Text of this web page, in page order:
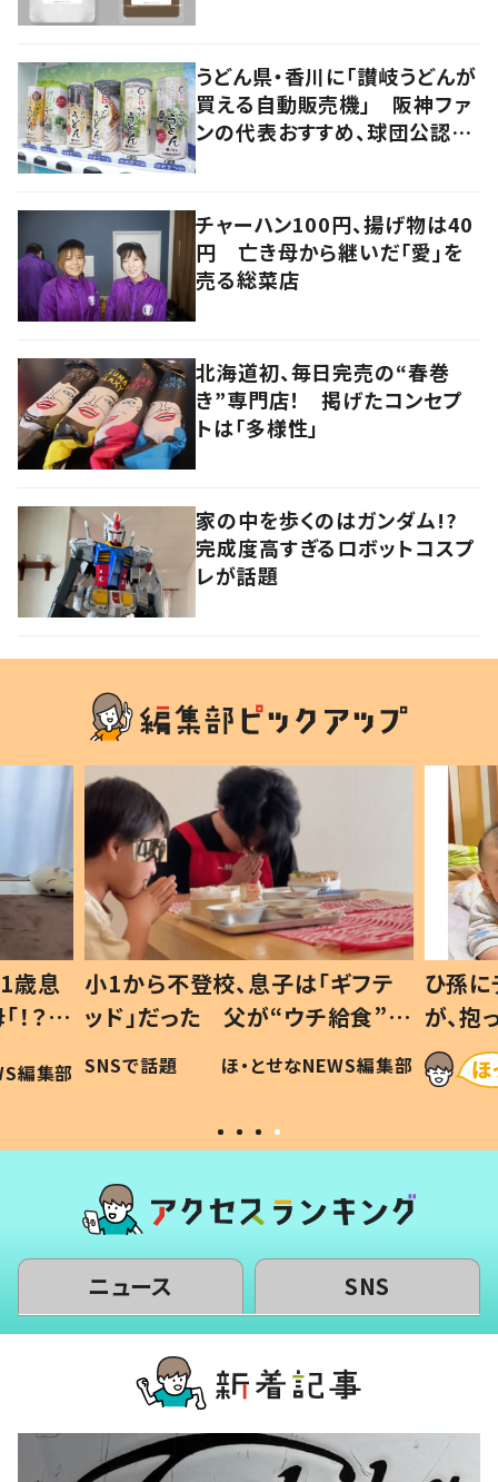
うどん県・香川に「讃岐うどんが
買える自動販売機」 阪神ファ
ンの代表おすすめ、球団公認カ
チャーハン100円、揚げ物は40
円 亡き母から継いだ「愛」を
売る総菜店
北海道初、毎日完売の“春巻
き”専門店！ 掲げたコンセプ
トは「多様性」
家の中を歩くのはガンダム!?
完成度高すぎるロボットコスプ
レが話題
歳息
？」
編集部
小1から不登校、息子は「ギフテ
ッド」だった 父が“ウチ給食”を
作り続ける理由とは #令和の親
#令和の子
SNSで話題 ほ・とせなNEWS編集部
ひ孫
が、
「涙が
い」
ニュース SNS